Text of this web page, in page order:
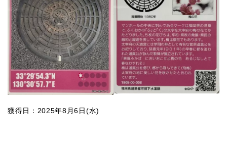
獲得日：2025年8月6日(水)